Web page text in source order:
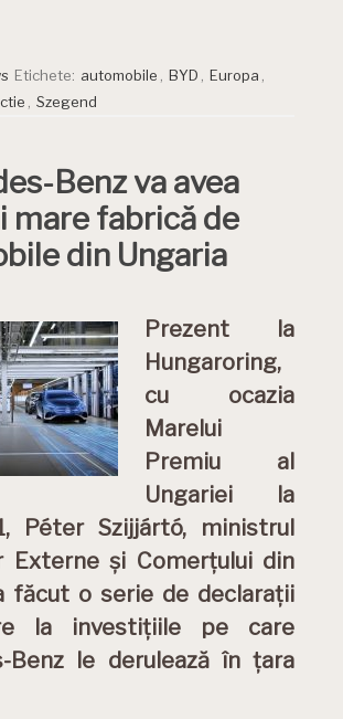
Etichete: automobile BYD Europa
Szegend
Benz va avea
mare fabrică de
din Ungaria
Prezent la
Hungaroring,
cu ocazia
Marelui
Premiu al
Ungariei la
Péter Szijjártó, ministrul
Externe și Comerțului din
făcut o serie de declarații
la investițiile pe care
Benz le derulează în țara